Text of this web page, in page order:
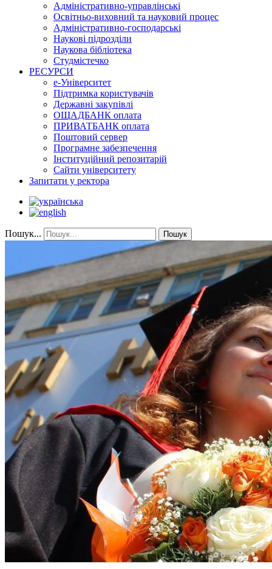
Адміністративно-управлінські
Освітньо-виховний та науковий процес
Адміністративно-господарські
Наукові підрозділи
Наукова бібліотека
Студмістечко
РЕСУРСИ
е-Університет
Підтримка користувачів
Державні закупівлі
ОЩАДБАНК оплата
ПРИВАТБАНК оплата
Поштовий сервер
Програмне забезпечення
Інституційний репозитарій
Сайти університету
Запитати у ректора
Пошук... Пошук